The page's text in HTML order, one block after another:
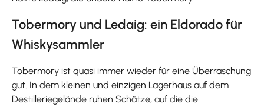
Tobermory und Ledaig: ein Eldorado für
Whiskysammler
Tobermory ist quasi immer wieder für eine Überraschung
gut. In dem kleinen und einzigen Lagerhaus auf dem
Destilleriegelände ruhen Schätze, auf die die